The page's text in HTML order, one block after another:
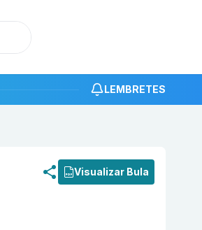
LEMBRETES
Visualizar Bula